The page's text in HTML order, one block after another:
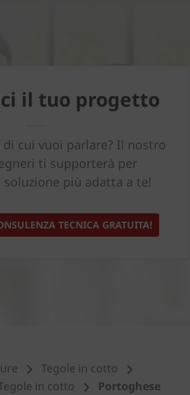
il tuo progetto
cui vuoi parlare? Il nostro
ti supporterà per
più adatta a te!
TECNICA GRATUITA!
Tegole in cotto
in cotto
Portoghese